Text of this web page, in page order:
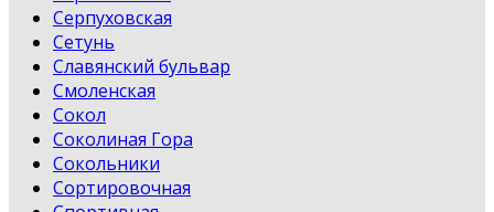
Серпуховская
Сетунь
Славянский бульвар
Смоленская
Сокол
Соколиная Гора
Сокольники
Сортировочная